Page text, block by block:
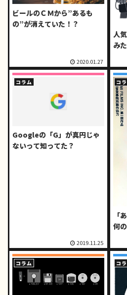
ビールのＣＭから”あるも
の”が消えていた！？
2020.01.27
人
み
コラム
Googleの「G」が真円じゃ
ないって知ってた？
2019.11.25
コ
「
何
コラム コ